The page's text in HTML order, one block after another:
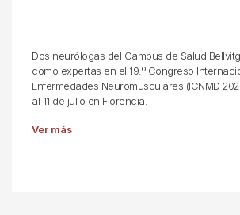
Dos neurólogas del Campus de Salud
como expertas en el 19.º Congreso
Enfermedades Neuromusculares (ICNMD
al 11 de julio en Florencia.
Ver más